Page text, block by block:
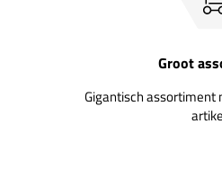
Groot
Gigantisch assortiment